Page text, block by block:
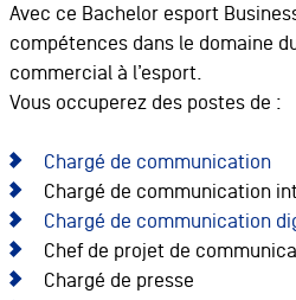
Avec ce Bachelor esport
compétences dans le domaine
commercial à l’esport.
Vous occuperez des postes de :
Chargé de communication
Chargé de communication
Chargé de communication
Chef de projet de
Chargé de presse